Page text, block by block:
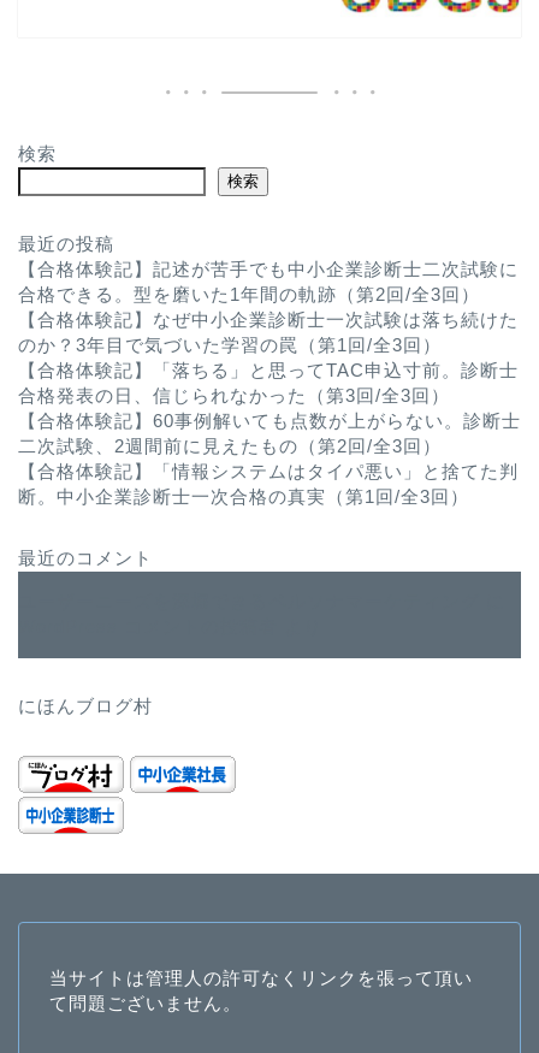
検索
検索
最近の投稿
【合格体験記】記述が苦手でも中小企業診断士二次試験に
合格できる。型を磨いた1年間の軌跡（第2回/全3回）
【合格体験記】なぜ中小企業診断士一次試験は落ち続けた
のか？3年目で気づいた学習の罠（第1回/全3回）
【合格体験記】「落ちる」と思ってTAC申込寸前。診断士
合格発表の日、信じられなかった（第3回/全3回）
【合格体験記】60事例解いても点数が上がらない。診断士
二次試験、2週間前に見えたもの（第2回/全3回）
【合格体験記】「情報システムはタイパ悪い」と捨てた判
断。中小企業診断士一次合格の真実（第1回/全3回）
最近のコメント
にほんブログ村
当サイトは管理人の許可なくリンクを張って頂い
て問題ございません。